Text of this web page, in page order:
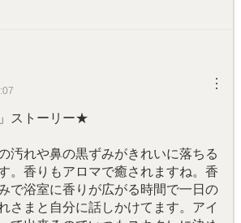
︙
ストーリー★
汚れや鼻の黒ずみがきれいに落ちる
。香りもアロマで癒されますね。香
で浴室に香りが広がる時間で一日の
さまと自分に話しかけてます。アイ